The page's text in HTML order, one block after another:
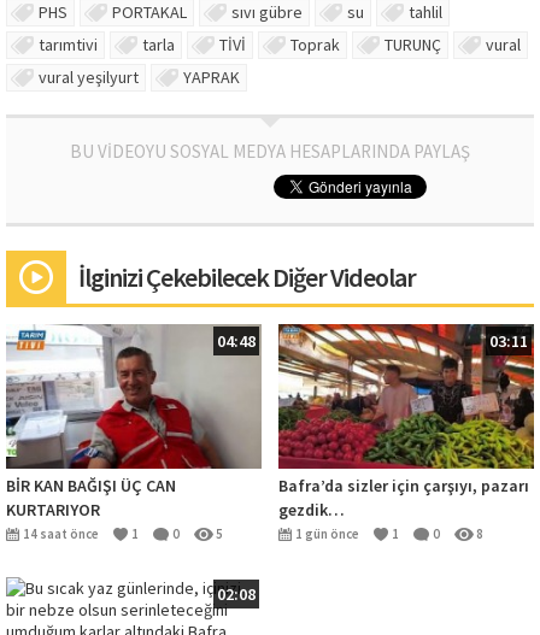
PHS
PORTAKAL sıvı gübre su
tahlil
tarımtivi
tarla TİVİ Toprak TURUNÇ
vural
vural yeşilyurt
YAPRAK
BU VİDEOYU SOSYAL MEDYA HESAPLARINDA PAYLAŞ
İlginizi Çekebilecek Diğer Videolar
04:48
BİR KAN BAĞIŞI ÜÇ CAN
KURTARIYOR
14 saat önce 1 0 5
03:11
Bafra’da sizler için çarşıyı, pazarı
gezdik…
1 gün önce 1 0 8
02:08